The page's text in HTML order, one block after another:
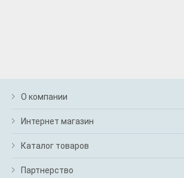
О компании
Интернет магазин
Каталог товаров
Партнерство